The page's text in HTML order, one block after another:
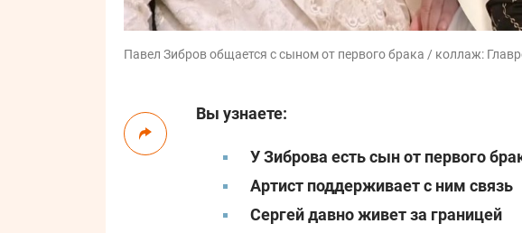
Павел Зибров общается с сыном от первого брака / коллаж:
Вы узнаете:
У Зиброва есть сын от первого
Артист поддерживает с ним связь
Сергей давно живет за границей